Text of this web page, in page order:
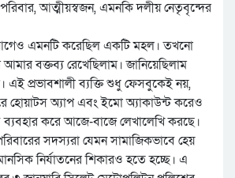
আত্মীয়স্বজন, এমনকি দলীয় নেতৃবৃন্দের
এমনটি করেছিল একটি মহল। তখনো
বক্তব্য রেখেছিলাম। জানিয়েছিলাম
এই প্রভাবশালী ব্যক্তি শুধু ফেসবুকেই নয়,
হোয়াটস অ্যাপ এবং ইমো অ্যাকাউন্ট করেও
করে আজে-বাজে লেখালেখি করছে।
সদস্যরা যেমন সামাজিকভাবে হেয়
নির্যাতনের শিকারও হতে হচ্ছে। এ